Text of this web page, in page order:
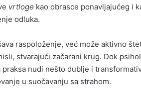
vrtloge kao obrasce ponavljajućeg i
odluka.
raspoloženje, već može aktivno
stvarajući začarani krug. Dok
nudi nešto dublje i
u suočavanju sa strahom.